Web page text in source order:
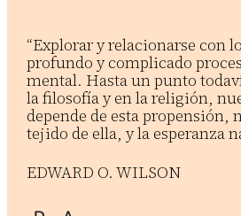
“Explorar y relacionarse con
profundo y complicado
mental. Hasta un punto
la filosofía y en la religión,
depende de esta propensión,
tejido de ella, y la esperanza
EDWARD O. WILSON